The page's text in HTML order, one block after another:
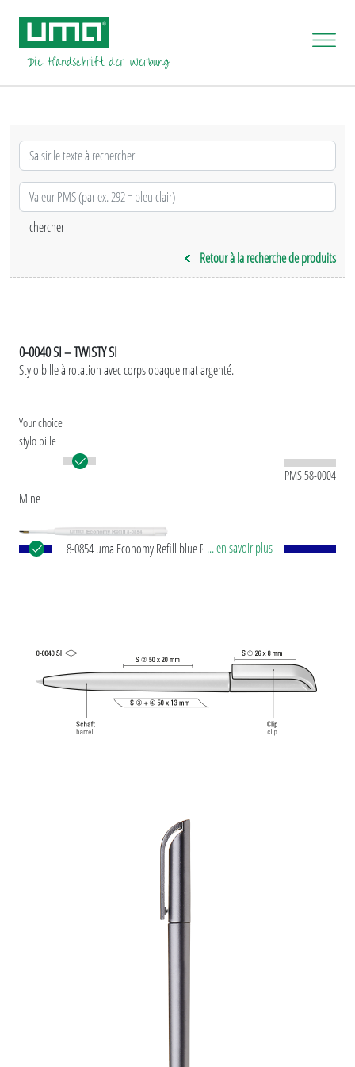
Retour à la recherche de produits
0-0040 SI – TWISTY SI
Stylo bille à rotation avec corps opaque mat argenté.
Your choice
stylo bille
PMS 58-0004
Mine
8-0854 uma Economy Refill blue Recharge jumbo
... en savoir plus